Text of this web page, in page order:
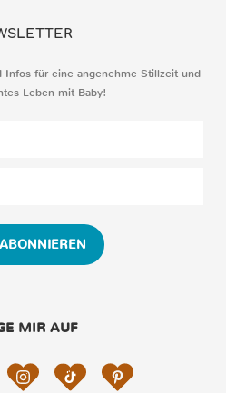
Infos für eine angenehme Stillzeit und
Leben mit Baby!
MIR AUF